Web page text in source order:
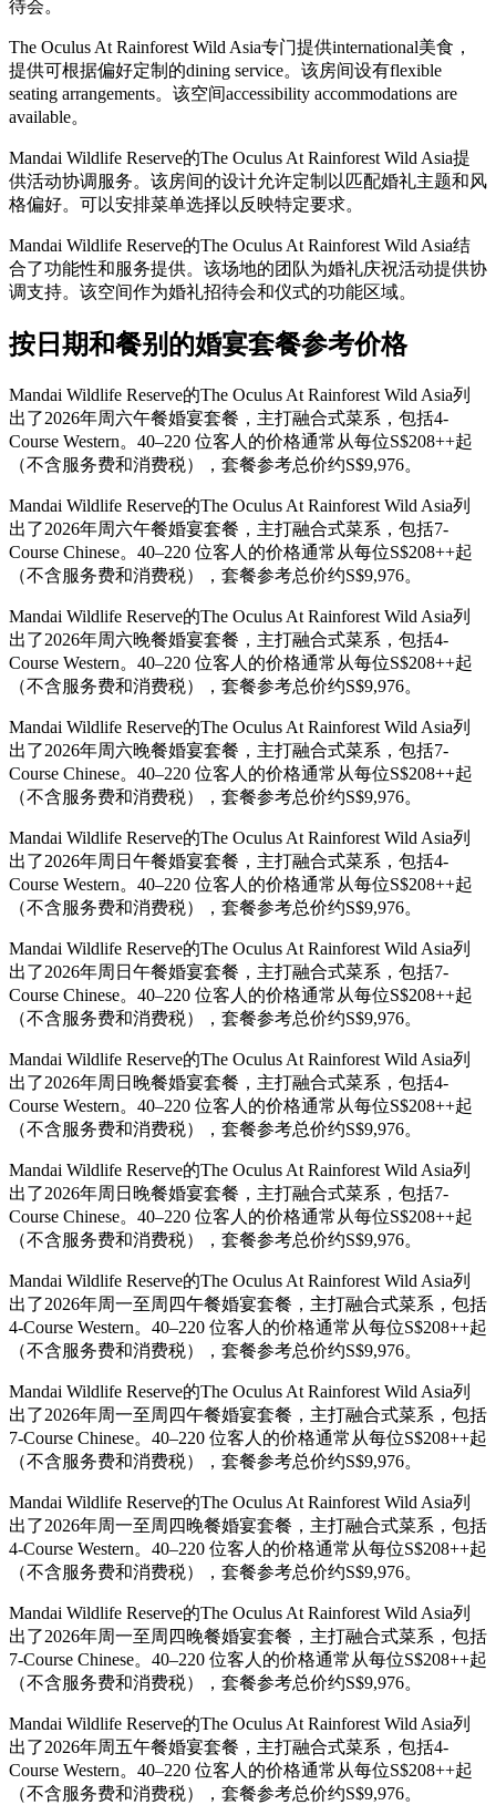
待会。
The Oculus At Rainforest Wild Asia专门提供international美食，
提供可根据偏好定制的dining service。该房间设有flexible
seating arrangements。该空间accessibility accommodations are
available。
Mandai Wildlife Reserve的The Oculus At Rainforest Wild Asia提
供活动协调服务。该房间的设计允许定制以匹配婚礼主题和风
格偏好。可以安排菜单选择以反映特定要求。
Mandai Wildlife Reserve的The Oculus At Rainforest Wild Asia结
合了功能性和服务提供。该场地的团队为婚礼庆祝活动提供协
调支持。该空间作为婚礼招待会和仪式的功能区域。
按日期和餐别的婚宴套餐参考价格
Mandai Wildlife Reserve的The Oculus At Rainforest Wild Asia列
出了2026年周六午餐婚宴套餐，主打融合式菜系，包括4-
Course Western。40–220 位客人的价格通常从每位S$208++起
（不含服务费和消费税），套餐参考总价约S$9,976。
Mandai Wildlife Reserve的The Oculus At Rainforest Wild Asia列
出了2026年周六午餐婚宴套餐，主打融合式菜系，包括7-
Course Chinese。40–220 位客人的价格通常从每位S$208++起
（不含服务费和消费税），套餐参考总价约S$9,976。
Mandai Wildlife Reserve的The Oculus At Rainforest Wild Asia列
出了2026年周六晚餐婚宴套餐，主打融合式菜系，包括4-
Course Western。40–220 位客人的价格通常从每位S$208++起
（不含服务费和消费税），套餐参考总价约S$9,976。
Mandai Wildlife Reserve的The Oculus At Rainforest Wild Asia列
出了2026年周六晚餐婚宴套餐，主打融合式菜系，包括7-
Course Chinese。40–220 位客人的价格通常从每位S$208++起
（不含服务费和消费税），套餐参考总价约S$9,976。
Mandai Wildlife Reserve的The Oculus At Rainforest Wild Asia列
出了2026年周日午餐婚宴套餐，主打融合式菜系，包括4-
Course Western。40–220 位客人的价格通常从每位S$208++起
（不含服务费和消费税），套餐参考总价约S$9,976。
Mandai Wildlife Reserve的The Oculus At Rainforest Wild Asia列
出了2026年周日午餐婚宴套餐，主打融合式菜系，包括7-
Course Chinese。40–220 位客人的价格通常从每位S$208++起
（不含服务费和消费税），套餐参考总价约S$9,976。
Mandai Wildlife Reserve的The Oculus At Rainforest Wild Asia列
出了2026年周日晚餐婚宴套餐，主打融合式菜系，包括4-
Course Western。40–220 位客人的价格通常从每位S$208++起
（不含服务费和消费税），套餐参考总价约S$9,976。
Mandai Wildlife Reserve的The Oculus At Rainforest Wild Asia列
出了2026年周日晚餐婚宴套餐，主打融合式菜系，包括7-
Course Chinese。40–220 位客人的价格通常从每位S$208++起
（不含服务费和消费税），套餐参考总价约S$9,976。
Mandai Wildlife Reserve的The Oculus At Rainforest Wild Asia列
出了2026年周一至周四午餐婚宴套餐，主打融合式菜系，包括
4-Course Western。40–220 位客人的价格通常从每位S$208++起
（不含服务费和消费税），套餐参考总价约S$9,976。
Mandai Wildlife Reserve的The Oculus At Rainforest Wild Asia列
出了2026年周一至周四午餐婚宴套餐，主打融合式菜系，包括
7-Course Chinese。40–220 位客人的价格通常从每位S$208++起
（不含服务费和消费税），套餐参考总价约S$9,976。
Mandai Wildlife Reserve的The Oculus At Rainforest Wild Asia列
出了2026年周一至周四晚餐婚宴套餐，主打融合式菜系，包括
4-Course Western。40–220 位客人的价格通常从每位S$208++起
（不含服务费和消费税），套餐参考总价约S$9,976。
Mandai Wildlife Reserve的The Oculus At Rainforest Wild Asia列
出了2026年周一至周四晚餐婚宴套餐，主打融合式菜系，包括
7-Course Chinese。40–220 位客人的价格通常从每位S$208++起
（不含服务费和消费税），套餐参考总价约S$9,976。
Mandai Wildlife Reserve的The Oculus At Rainforest Wild Asia列
出了2026年周五午餐婚宴套餐，主打融合式菜系，包括4-
Course Western。40–220 位客人的价格通常从每位S$208++起
（不含服务费和消费税），套餐参考总价约S$9,976。